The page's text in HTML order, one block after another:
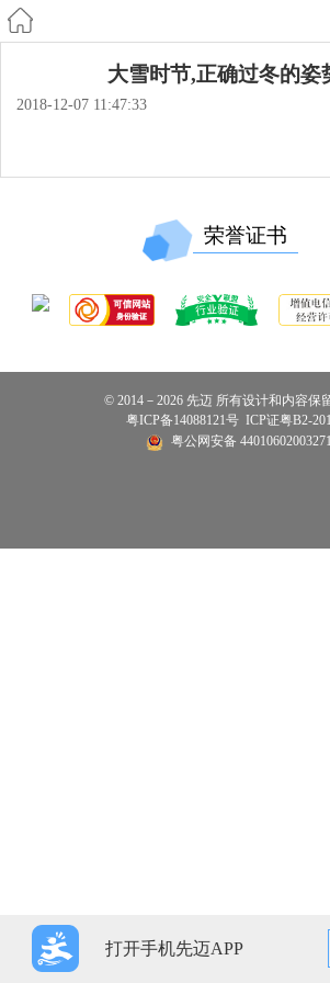
大雪时节,正确过冬的姿
2018-12-07 11:47:33
荣誉证书
© 2014－2026 先迈 所有设计和内容保
粤ICP备14088121号 ICP证粤B2-
粤公网安备
打开手机先迈APP